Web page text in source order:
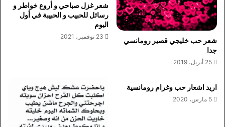
شعر حب خليجي قصير رومانسي
جدا
25 أبريل، 2019
شعر غزل صباحي و أروع خواطر و
رسائل للحبيب و الحبيبة في أول
اليوم
23 نوفمبر، 2021
اريد اشعار حب وغرام رومانسية
5 مارس، 2020